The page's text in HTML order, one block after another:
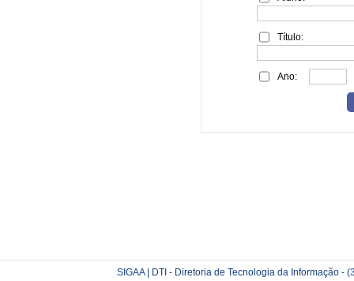
Título:
Ano:
SIGAA | DTI - Diretoria de Tecnologia da Informação